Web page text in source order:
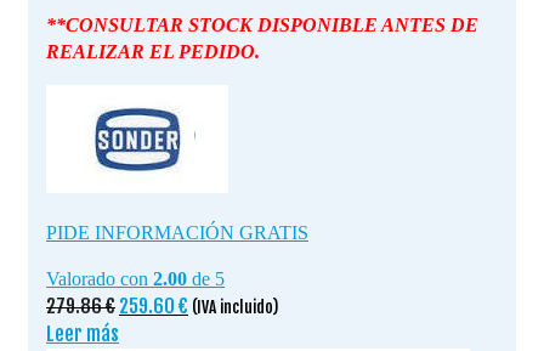
**CONSULTAR STOCK DISPONIBLE ANTES DE
REALIZAR EL PEDIDO.
PIDE INFORMACIÓN GRATIS
Valorado con 2.00 de 5
279.86€ El
259.60 € El
(IVA incluido)
Leer más